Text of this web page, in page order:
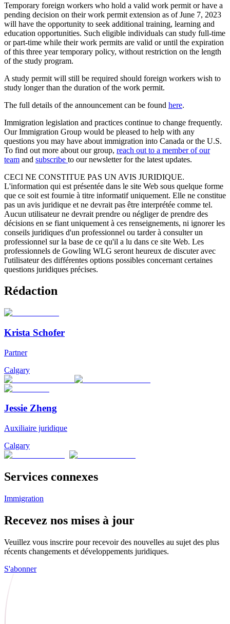
Temporary foreign workers who hold a valid work permit or have a
pending decision on their work permit extension as of June 7, 2023
will have the opportunity to seek additional training, learning and
education opportunities. Such eligible individuals can study full-time
or part-time while their work permits are valid or until the expiration
of this three year temporary policy, without restriction on the length
of the study program.
A study permit will still be required should foreign workers wish to
study longer than the duration of the work permit.
The full details of the announcement can be found here.
Immigration legislation and practices continue to change frequently.
Our Immigration Group would be pleased to help with any
questions you may have about immigration into Canada or the U.S.
To find out more about our group, reach out to a member of our
team and subscribe to our newsletter for the latest updates.
CECI NE CONSTITUE PAS UN AVIS JURIDIQUE.
L'information qui est présentée dans le site Web sous quelque forme
que ce soit est fournie à titre informatif uniquement. Elle ne constitue
pas un avis juridique et ne devrait pas être interprétée comme tel.
Aucun utilisateur ne devrait prendre ou négliger de prendre des
décisions en se fiant uniquement à ces renseignements, ni ignorer les
conseils juridiques d'un professionnel ou tarder à consulter un
professionnel sur la base de ce qu'il a lu dans ce site Web. Les
professionnels de Gowling WLG seront heureux de discuter avec
l'utilisateur des différentes options possibles concernant certaines
questions juridiques précises.
Rédaction
Krista Schofer
Partner
Calgary
Jessie Zheng
Auxiliaire juridique
Calgary
Services connexes
Immigration
Recevez nos mises à jour
Veuillez vous inscrire pour recevoir des nouvelles au sujet des plus
récents changements et développements juridiques.
S'abonner